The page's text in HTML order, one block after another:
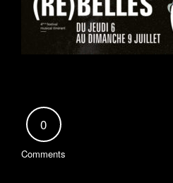
0
Comments